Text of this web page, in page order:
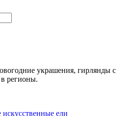
украшения, гирлянды с
регионы.
ели